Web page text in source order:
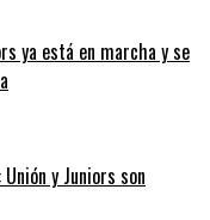
ya está en marcha y se
y Juniors son